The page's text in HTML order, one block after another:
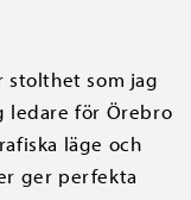
stolthet som jag
ledare för Örebro
läge och
ger perfekta